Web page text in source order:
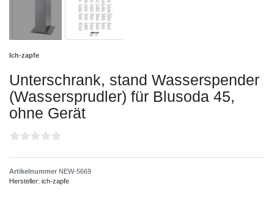
Ich-zapfe
Unterschrank, stand Wasserspender
(Wassersprudler) für Blusoda 45,
ohne Gerät
Artikelnummer NEW-5669
Hersteller: ich-zapfe